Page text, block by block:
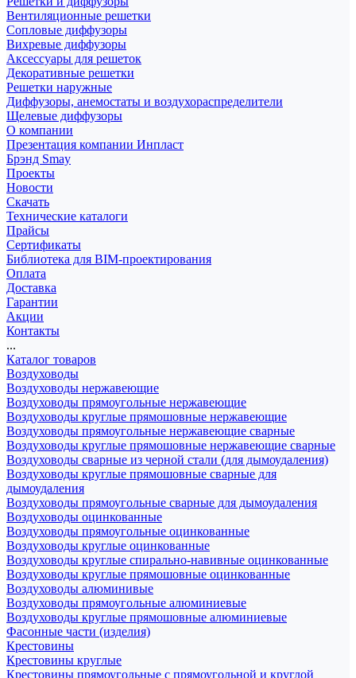
Вентиляционные решетки
Сопловые диффузоры
Вихревые диффузоры
Аксессуары для решеток
Декоративные решетки
Решетки наружные
Диффузоры, анемостаты и воздухораспределители
Щелевые диффузоры
О компании
Презентация компании Инпласт
Брэнд Smay
Проекты
Новости
Скачать
Технические каталоги
Прайсы
Сертификаты
Библиотека для BIM-проектирования
Оплата
Доставка
Гарантии
Акции
Контакты
...
Каталог товаров
Воздуховоды
Воздуховоды нержавеющие
Воздуховоды прямоугольные нержавеющие
Воздуховоды круглые прямошовные нержавеющие
Воздуховоды прямоугольные нержавеющие сварные
Воздуховоды круглые прямошовные нержавеющие сварные
Воздуховоды сварные из черной стали (для дымоудаления)
Воздуховоды круглые прямошовные сварные для
дымоудаления
Воздуховоды прямоугольные сварные для дымоудаления
Воздуховоды оцинкованные
Воздуховоды прямоугольные оцинкованные
Воздуховоды круглые оцинкованные
Воздуховоды круглые спирально-навивные оцинкованные
Воздуховоды круглые прямошовные оцинкованные
Воздуховоды алюминивые
Воздуховоды прямоугольные алюминиевые
Воздуховоды круглые прямошовные алюминиевые
Фасонные части (изделия)
Крестовины
Крестовины круглые
Крестовины прямоугольные с прямоугольной и круглой